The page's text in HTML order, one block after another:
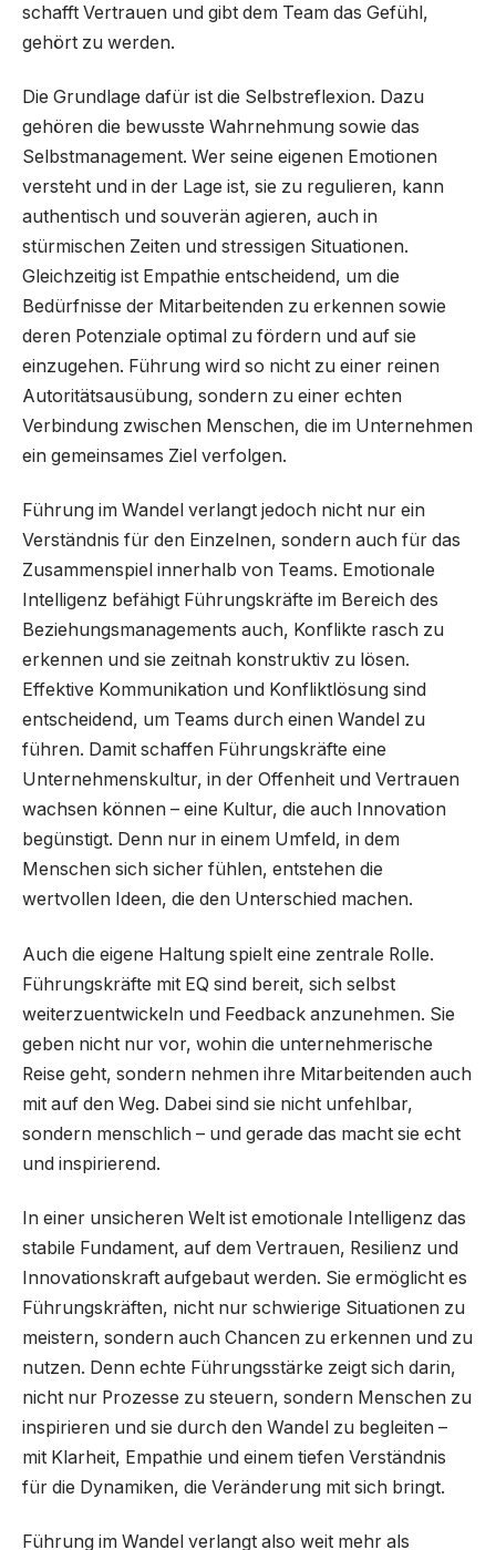
schafft Vertrauen und gibt dem Team das Gefühl,
gehört zu werden.
Die Grundlage dafür ist die Selbstreflexion. Dazu
gehören die bewusste Wahrnehmung sowie das
Selbstmanagement. Wer seine eigenen Emotionen
versteht und in der Lage ist, sie zu regulieren, kann
authentisch und souverän agieren, auch in
stürmischen Zeiten und stressigen Situationen.
Gleichzeitig ist Empathie entscheidend, um die
Bedürfnisse der Mitarbeitenden zu erkennen sowie
deren Potenziale optimal zu fördern und auf sie
einzugehen. Führung wird so nicht zu einer reinen
Autoritätsausübung, sondern zu einer echten
Verbindung zwischen Menschen, die im Unternehmen
ein gemeinsames Ziel verfolgen.
Führung im Wandel verlangt jedoch nicht nur ein
Verständnis für den Einzelnen, sondern auch für das
Zusammenspiel innerhalb von Teams. Emotionale
Intelligenz befähigt Führungskräfte im Bereich des
Beziehungsmanagements auch, Konflikte rasch zu
erkennen und sie zeitnah konstruktiv zu lösen.
Effektive Kommunikation und Konfliktlösung sind
entscheidend, um Teams durch einen Wandel zu
führen. Damit schaffen Führungskräfte eine
Unternehmenskultur, in der Offenheit und Vertrauen
wachsen können – eine Kultur, die auch Innovation
begünstigt. Denn nur in einem Umfeld, in dem
Menschen sich sicher fühlen, entstehen die
wertvollen Ideen, die den Unterschied machen.
Auch die eigene Haltung spielt eine zentrale Rolle.
Führungskräfte mit EQ sind bereit, sich selbst
weiterzuentwickeln und Feedback anzunehmen. Sie
geben nicht nur vor, wohin die unternehmerische
Reise geht, sondern nehmen ihre Mitarbeitenden auch
mit auf den Weg. Dabei sind sie nicht unfehlbar,
sondern menschlich – und gerade das macht sie echt
und inspirierend.
In einer unsicheren Welt ist emotionale Intelligenz das
stabile Fundament, auf dem Vertrauen, Resilienz und
Innovationskraft aufgebaut werden. Sie ermöglicht es
Führungskräften, nicht nur schwierige Situationen zu
meistern, sondern auch Chancen zu erkennen und zu
nutzen. Denn echte Führungsstärke zeigt sich darin,
nicht nur Prozesse zu steuern, sondern Menschen zu
inspirieren und sie durch den Wandel zu begleiten –
mit Klarheit, Empathie und einem tiefen Verständnis
für die Dynamiken, die Veränderung mit sich bringt.
Führung im Wandel verlangt also weit mehr als